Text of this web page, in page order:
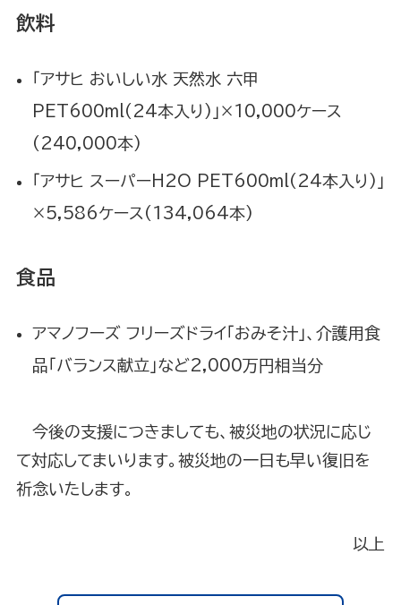
飲料
｢アサヒ おいしい水 天然水 六甲
PET600ml(24本入り)｣×10,000ケース
(240,000本)
｢アサヒ スーパーH2O PET600ml(24本入り)｣
×5,586ケース(134,064本)
食品
アマノフーズ フリーズドライ「おみそ汁」、介護用食
品｢バランス献立｣など2,000万円相当分
今後の支援につきましても、被災地の状況に応じ
て対応してまいります。被災地の一日も早い復旧を
祈念いたします。
以上